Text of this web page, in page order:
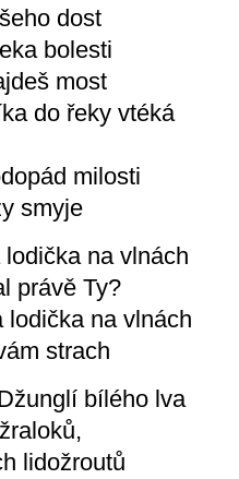
dost
bolesti
most
do řeky vtéká
milosti
smyje
na vlnách
právě Ty?
lodička na vlnách
strach
bílého lva
lidožroutů